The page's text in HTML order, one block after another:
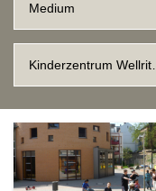
Medium
Kinderzentrum